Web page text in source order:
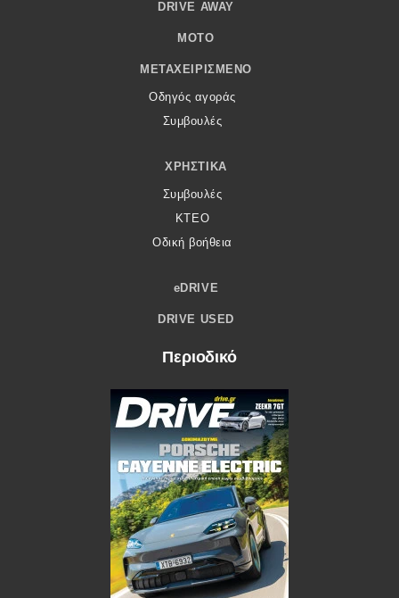
DRIVE AWAY
MOTO
ΜΕΤΑΧΕΙΡΙΣΜΈΝΟ
Οδηγός αγοράς
Συμβουλές
ΧΡΗΣΤΙΚΆ
Συμβουλές
ΚΤΕΟ
Οδική βοήθεια
eDRIVE
DRIVE USED
Περιοδικό